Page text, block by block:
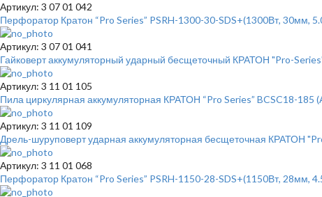
Артикул: 3 07 01 042
Перфоратор Кратон “Pro Series” PSRH-1300-30-SDS+(1300Вт, 30мм,
Артикул: 3 07 01 041
Гайковерт аккумуляторный ударный бесщеточный КРАТОН "Pro-
Артикул: 3 11 01 105
Пила циркулярная аккумуляторная КРАТОН “Pro Series” BCSC18-185
Артикул: 3 11 01 109
Дрель-шуруповерт ударная аккумуляторная бесщеточная КРАТОН
Артикул: 3 11 01 068
Перфоратор Кратон “Pro Series” PSRH-1150-28-SDS+(1150Вт, 28мм,